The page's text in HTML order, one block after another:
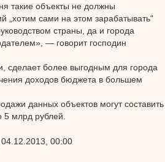
такие объекты не должны
„хотим сами на этом зарабатывать“
страны, да и города
— говорит господин
сделает более выгодным для города
доходов бюджета в большем
данных объектов могут составить
млрд рублей.
00:00